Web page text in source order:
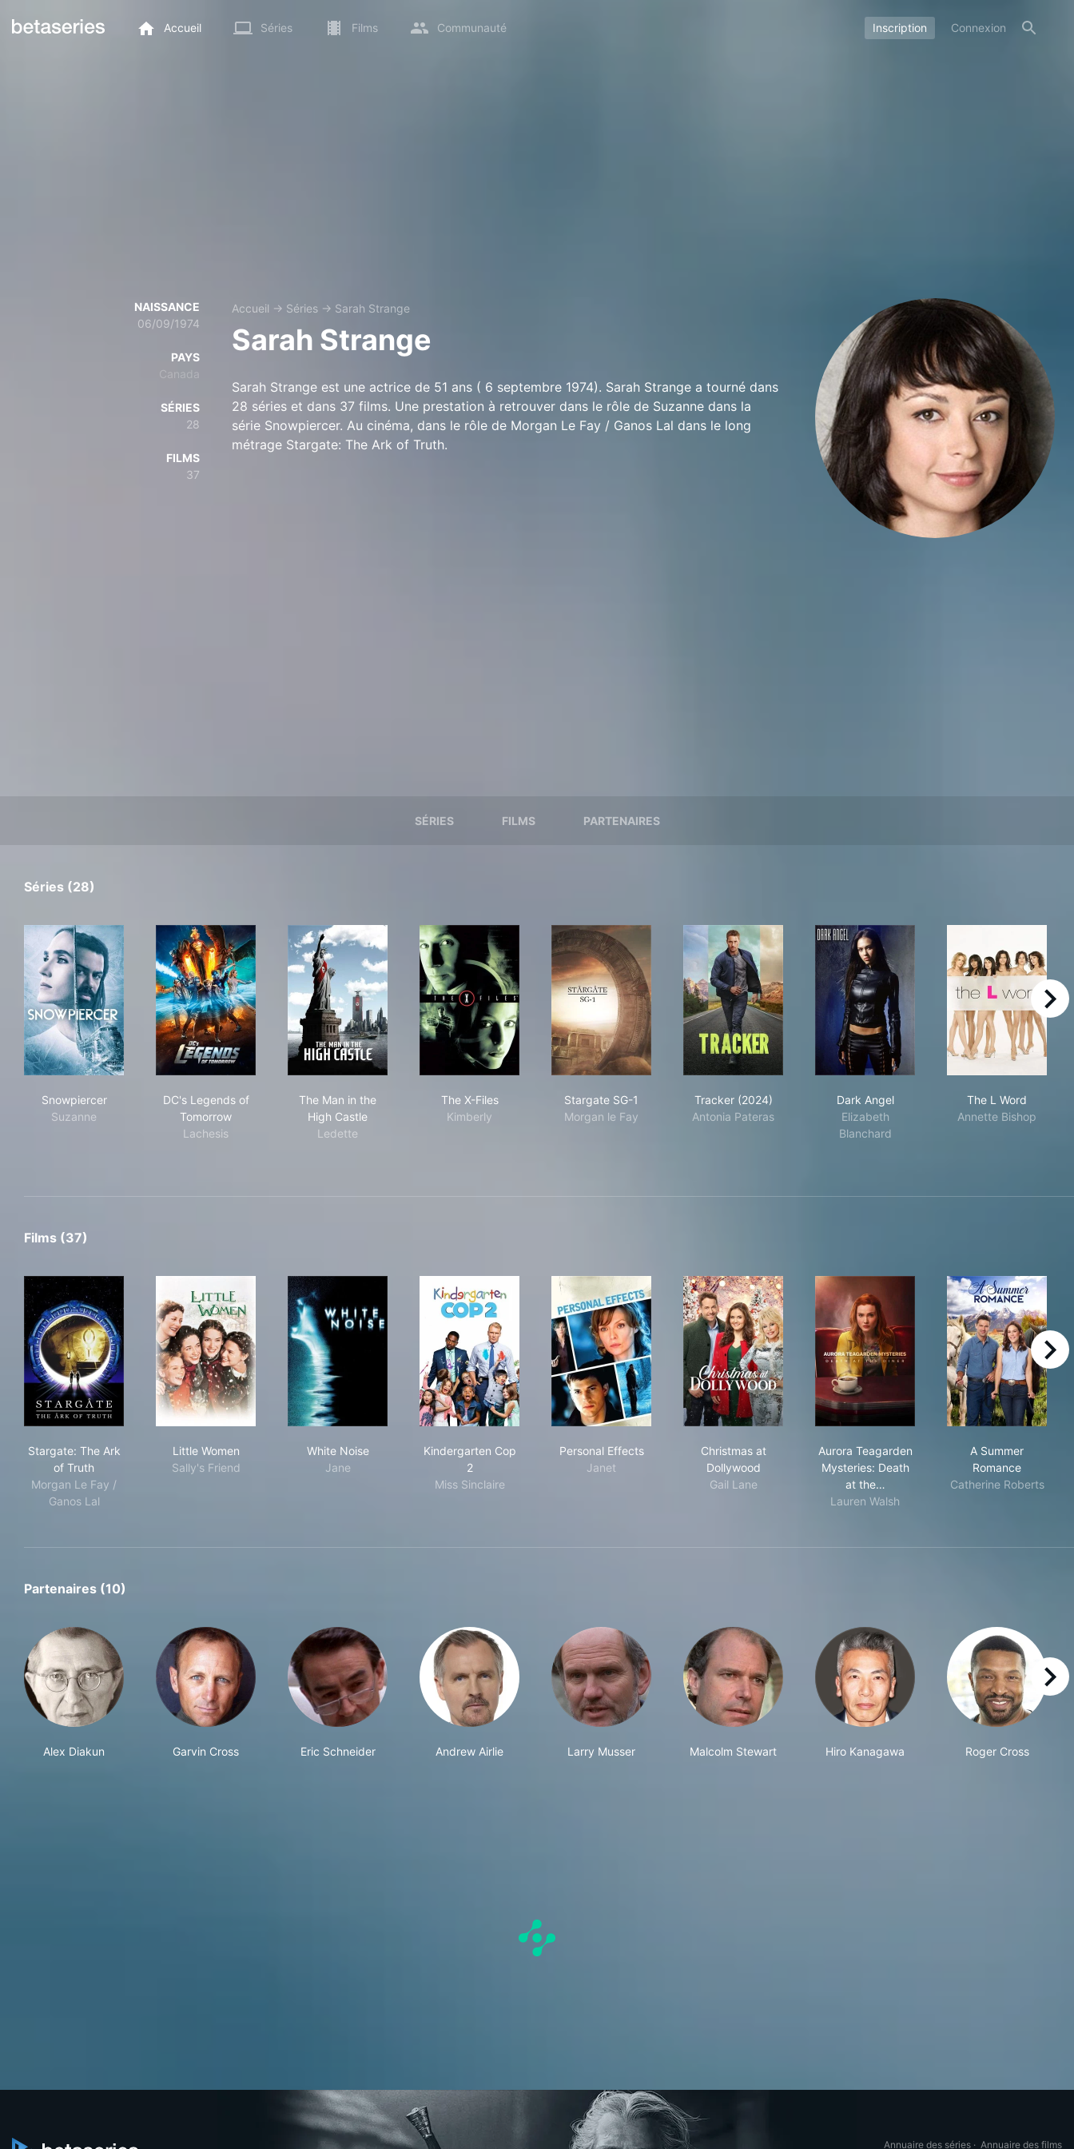
Accueil Séries Films Communauté Inscription Connexion
NAISSANCE
06/09/1974
PAYS
Canada
SÉRIES
28
FILMS
37
Accueil → Séries → Sarah Strange
Sarah Strange
Sarah Strange est une actrice de 51 ans ( 6 septembre 1974). Sarah Strange a tourné dans
28 séries et dans 37 films. Une prestation à retrouver dans le rôle de Suzanne dans la
série Snowpiercer. Au cinéma, dans le rôle de Morgan Le Fay / Ganos Lal dans le long
métrage Stargate: The Ark of Truth.
SÉRIES FILMS PARTENAIRES
Séries (28)
Snowpiercer
Suzanne
DC's Legends of
Tomorrow
Lachesis
The Man in the
High Castle
Ledette
The X-Files
Kimberly
Stargate SG-1
Morgan le Fay
Tracker (2024)
Antonia Pateras
Dark Angel
Elizabeth
Blanchard
The L Word
Annette Bishop
right
Films (37)
Stargate: The Ark
of Truth
Morgan Le Fay /
Ganos Lal
Little Women
Sally's Friend
White Noise
Jane
Kindergarten Cop
2
Miss Sinclaire
Personal Effects
Janet
Christmas at
Dollywood
Gail Lane
Aurora Teagarden
Mysteries: Death
at the…
Lauren Walsh
A Summer
Romance
Catherine Roberts
right
Partenaires (10)
Alex Diakun Garvin Cross Eric Schneider Andrew Airlie Larry Musser Malcolm Stewart Hiro Kanagawa Roger Cross
right
Annuaire des séries · Annuaire des films